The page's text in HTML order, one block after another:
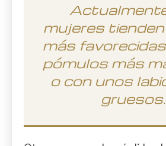
mujeres
más
pómulos más
o con unos
gruesos.